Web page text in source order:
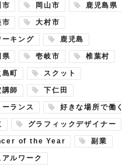
市 岡山市 鹿児島県
市 大村市
ーキング 鹿児島
県 壱岐市 椎葉村
島町 スクット
講師 下仁田
ーランス 好きな場所で働く
グラフィックデザイナー
of the Year 副業
アルワーク